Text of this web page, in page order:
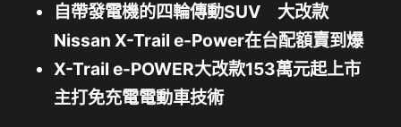
自帶發電機的四輪傳動SUV 大改款
Nissan X-Trail e-Power在台配額賣到爆
X-Trail e-POWER大改款153萬元起上市
主打免充電電動車技術